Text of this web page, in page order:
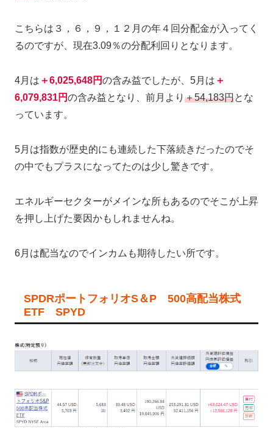
こちらは３，６，９，１２月の年４回分配金が入ってく
るのですが、現在3.09％の分配利回りとなります。
4月は ＋6,025,648円の含み益でしたが、5月は ＋
6,079,831円の含み益となり、前月より ＋54,183円とな
っています。
5月は指数が歴史的にも連続した下落続きだったのでそ
の中でもプラスになってたのは少し驚きです。
エネルギーセクターがメインな所もあるのでそこが上昇
を押し上げた要因かもしれませんね。
6月は配当なのでインカムも期待したい所です。
SPDRポートフォリオS＆P 500高配当株式
ETF SPYD